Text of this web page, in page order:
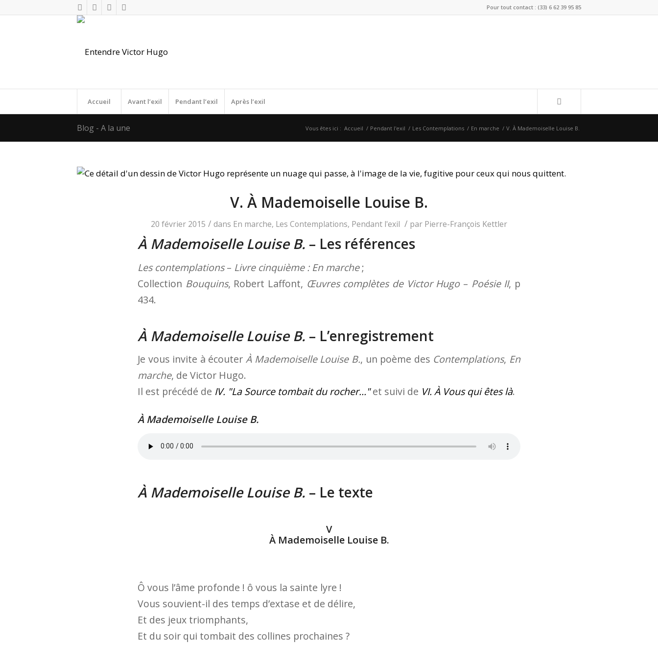
Pour tout contact : (33) 6 62 39 95 85
Accueil Avant l’exil Pendant l’exil Après l’exil
Blog - A la une Vous êtes ici : Accueil / Pendant l'exil / Les Contemplations / En marche / V. À Mademoiselle Louise B.
V. À Mademoiselle Louise B.
20 février 2015 / dans En marche, Les Contemplations, Pendant l'exil / par Pierre-François Kettler
À Mademoiselle Louise B. – Les références
Les contemplations– Livre cinquième : En marche;
Collection Bouquins, Robert Laffont, Œuvres complètes de Victor Hugo– Poésie II, p
434.
À Mademoiselle Louise B. – L’enregistrement
Je vous invite à écouterÀ Mademoiselle Louise B., un poème des Contemplations, En
marche, de Victor Hugo.
Il est précédé de IV. La Source tombait du rocher… et suivi de VI. À Vous qui êtes là.
À Mademoiselle Louise B.
À Mademoiselle Louise B. – Le texte
V
À Mademoiselle Louise B.
Ô vous l’âme profonde ! ô vous la sainte lyre !
Vous souvient-il des temps d’extase et de délire,
Et des jeux triomphants,
Et du soir qui tombait des collines prochaines ?